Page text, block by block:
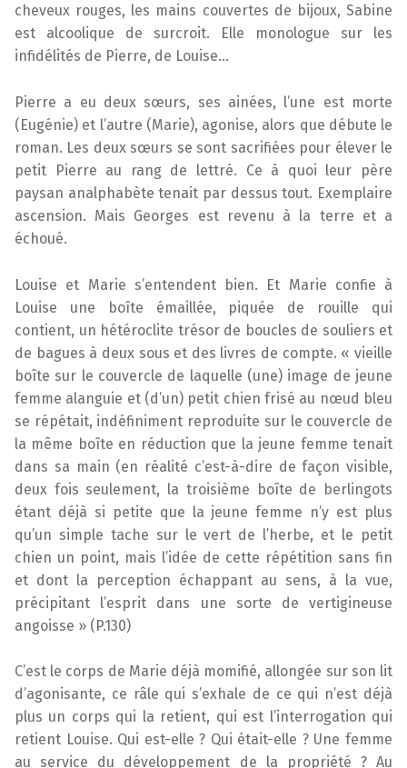
cheveux rouges, les mains couvertes de bijoux, Sabine
est alcoolique de surcroit. Elle monologue sur les
infidélités de Pierre, de Louise…
Pierre a eu deux sœurs, ses ainées, l’une est morte
(Eugénie) et l’autre (Marie), agonise, alors que débute le
roman. Les deux sœurs se sont sacrifiées pour élever le
petit Pierre au rang de lettré. Ce à quoi leur père
paysan analphabète tenait par dessus tout. Exemplaire
ascension. Mais Georges est revenu à la terre et a
échoué.
Louise et Marie s’entendent bien. Et Marie confie à
Louise une boîte émaillée, piquée de rouille qui
contient, un hétéroclite trésor de boucles de souliers et
de bagues à deux sous et des livres de compte. « vieille
boîte sur le couvercle de laquelle (une) image de jeune
femme alanguie et (d’un) petit chien frisé au nœud bleu
se répétait, indéfiniment reproduite sur le couvercle de
la même boîte en réduction que la jeune femme tenait
dans sa main (en réalité c’est-à-dire de façon visible,
deux fois seulement, la troisième boîte de berlingots
étant déjà si petite que la jeune femme n’y est plus
qu’un simple tache sur le vert de l’herbe, et le petit
chien un point, mais l’idée de cette répétition sans fin
et dont la perception échappant au sens, à la vue,
précipitant l’esprit dans une sorte de vertigineuse
angoisse » (P.130)
C’est le corps de Marie déjà momifié, allongée sur son lit
d’agonisante, ce râle qui s’exhale de ce qui n’est déjà
plus un corps qui la retient, qui est l’interrogation qui
retient Louise. Qui est-elle ? Qui était-elle ? Une femme
au service du développement de la propriété ? Au